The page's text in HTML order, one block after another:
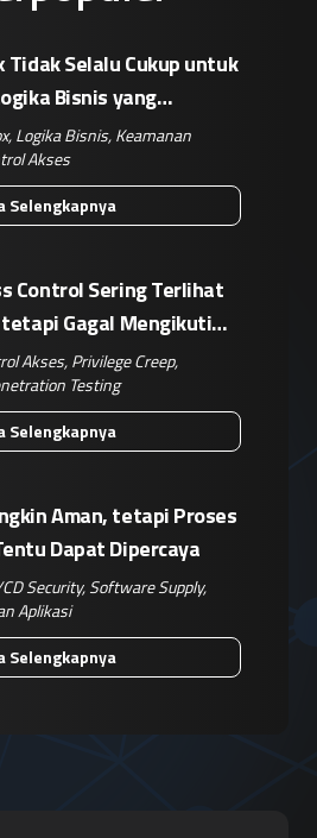
Tidak Selalu Cukup untuk
Bisnis yang
,Logika Bisnis,Keamanan
Akses
Selengkapnya
Control Sering Terlihat
tetapi Gagal Mengikuti
Akses,Privilege Creep,
Testing
Selengkapnya
Aman, tetapi Proses
Dapat Dipercaya
Security,Software Supply,
Aplikasi
Selengkapnya